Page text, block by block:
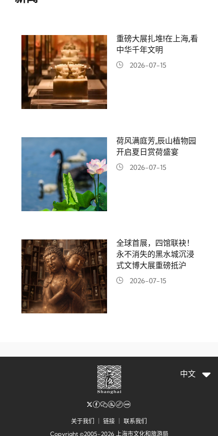
重磅大展扎堆!在上海,看
中华千年文明
2026-07-15
荷风满庭芳,辰山植物园
开启夏日赏荷盛宴
2026-07-15
全球首展，四馆联袂！
永不消失的黑水城沉浸
式文博大展重磅抵沪
2026-07-15
关于我们 链接
联系我们
Copyright ©2005-2026 上海市文化和旅游局
中文